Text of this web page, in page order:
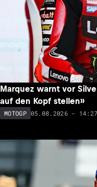
Marquez warnt vor
auf den Kopf stellen»
MOTOGP 05.08.2026 - 14:27